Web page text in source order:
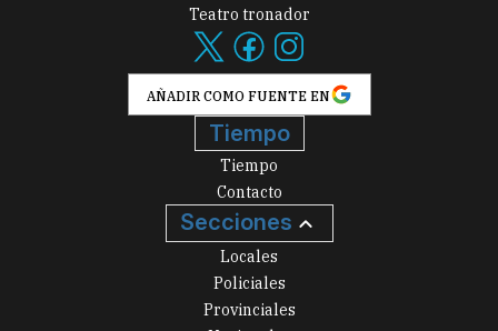
Teatro tronador
AÑADIR COMO FUENTE EN
Tiempo
Tiempo
Contacto
Secciones
Locales
Policiales
Provinciales